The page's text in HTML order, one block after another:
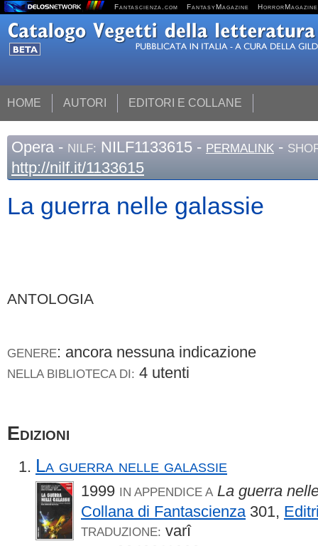
Fantascienza.com FantasyMagazine HorrorMagazine
HOME AUTORI EDITORI E COLLANE
Opera - NILF: NILF1133615 - PERMALINK -
http://nilf.it/1133615
La guerra nelle galassie
ANTOLOGIA
GENERE: ancora nessuna indicazione
NELLA BIBLIOTECA DI: 4 utenti
Edizioni
La guerra nelle galassie
1999 IN APPENDICE A La guerra
Collana di Fantascienza 301,
TRADUZIONE: varî